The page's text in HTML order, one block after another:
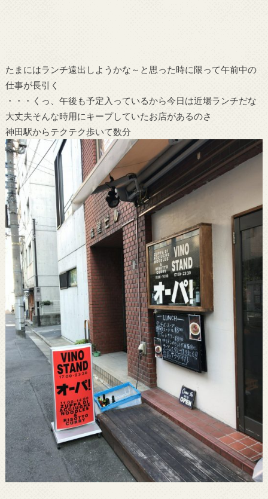
たまにはランチ遠出しようかな～と思った時に限って午前中の
仕事が長引く
・・・くっ、午後も予定入っているから今日は近場ランチだな
大丈夫そんな時用にキープしていたお店があるのさ
神田駅からテクテク歩いて数分